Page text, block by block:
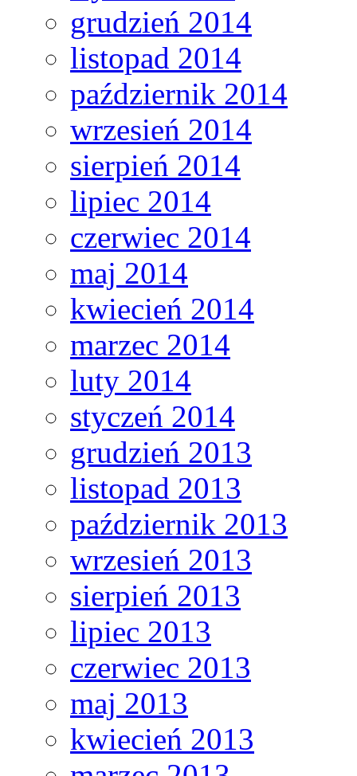
grudzień 2014
listopad 2014
październik 2014
wrzesień 2014
sierpień 2014
lipiec 2014
czerwiec 2014
maj 2014
kwiecień 2014
marzec 2014
luty 2014
styczeń 2014
grudzień 2013
listopad 2013
październik 2013
wrzesień 2013
sierpień 2013
lipiec 2013
czerwiec 2013
maj 2013
kwiecień 2013